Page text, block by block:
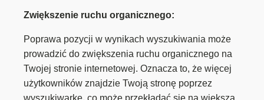
Zwiększenie ruchu organicznego:
Poprawa pozycji w wynikach wyszukiwania może
prowadzić do zwiększenia ruchu organicznego na
Twojej stronie internetowej. Oznacza to, że więcej
użytkowników znajdzie Twoją stronę poprzez
wyszukiwarkę, co może przekładać się na większą